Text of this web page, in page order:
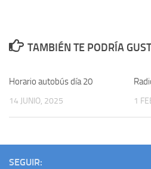
TAMBIÉN TE PODRÍA
Horario autobús día 20
14 JUNIO, 2025 1
SEGUIR: